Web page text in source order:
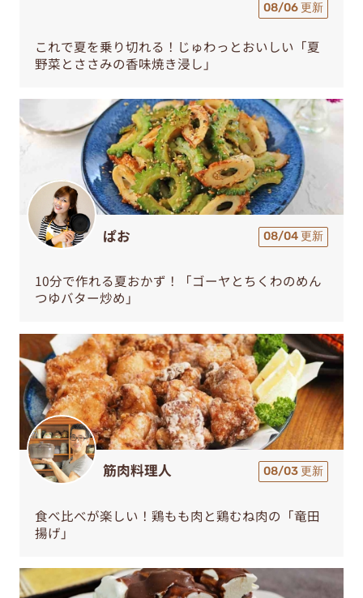
08/06 更新
これで夏を乗り切れる！じゅわっとおいしい「夏
野菜とささみの香味焼き浸し」
ぱお 08/04 更新
10分で作れる夏おかず！「ゴーヤとちくわのめん
つゆバター炒め」
筋肉料理人 08/03 更新
食べ比べが楽しい！鶏もも肉と鶏むね肉の「竜田
揚げ」